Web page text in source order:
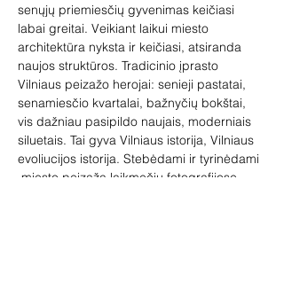
senųjų priemiesčių gyvenimas keičiasi
labai greitai. Veikiant laikui miesto
architektūra nyksta ir keičiasi, atsiranda
naujos struktūros. Tradicinio įprasto
Vilniaus peizažo herojai: senieji pastatai,
senamiesčio kvartalai, bažnyčių bokštai,
vis dažniau pasipildo naujais, moderniais
siluetais. Tai gyva Vilniaus istorija, Vilniaus
evoliucijos istorija. Stebėdami ir tyrinėdami
miesto peizažą laikmečių fotografijose,